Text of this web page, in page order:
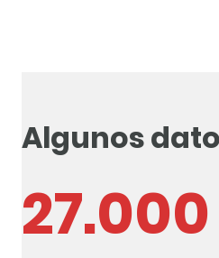
Algunos
27.000